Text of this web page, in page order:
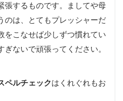
張するものです。ましてや母
のは、とてもプレッシャーだ
をこなせば少しずつ慣れてい
ぎないで頑張ってください。
ペルチェックはくれぐれもお